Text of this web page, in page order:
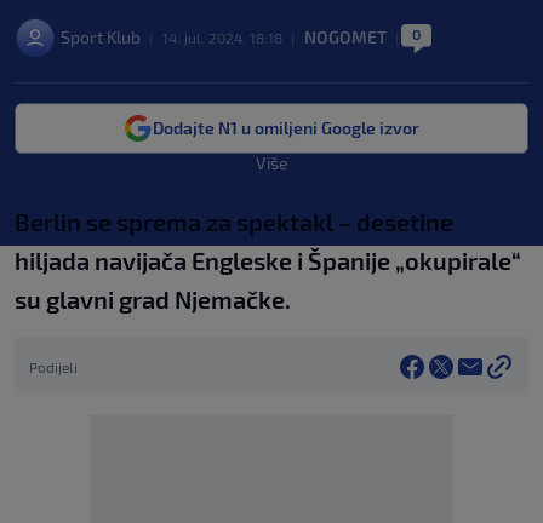
Sport Klub 14. jul. 2024. 18:18 NOGOMET 0
Dodajte N1 u omiljeni Google izvor
Više
Berlin se sprema za spektakl – desetine
hiljada navijača Engleske i Španije „okupirale“
su glavni grad Njemačke.
Podijeli